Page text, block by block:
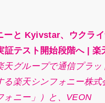
ーと Kyivstar、ウクラ
証テスト開始段階へ | 楽
グループで通信プラッ
る楽天シンフォニー株式
ォニー」）と、VEON